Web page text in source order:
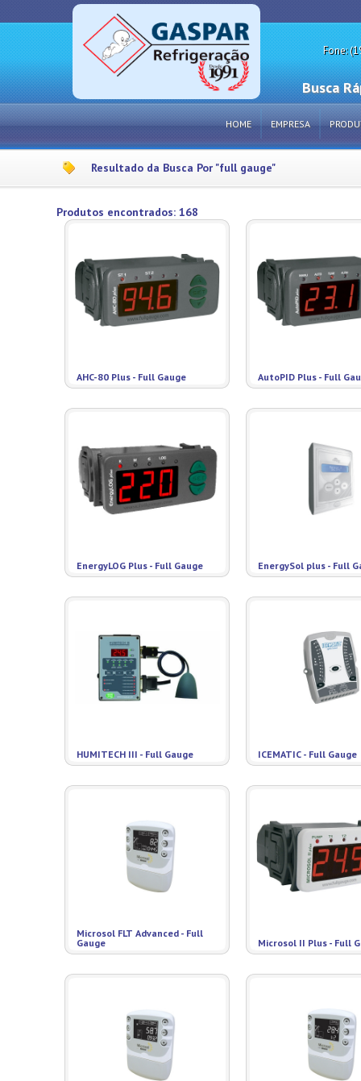
Fone:
Busca
HOME EMPRESA
Resultado da Busca Por "full gauge"
Produtos encontrados: 168
AHC-80 Plus - Full Gauge AutoPID Plus - Full
EnergyLOG Plus - Full Gauge EnergySol plus - Full
HUMITECH III - Full Gauge ICEMATIC - Full Gauge
Microsol FLT Advanced - Full
Gauge
Microsol II Plus - Full